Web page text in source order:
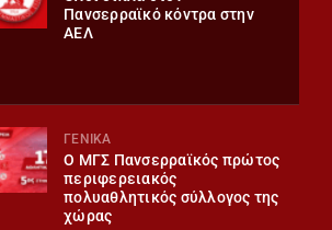
Πανσερραϊκό κόντρα στην
ΑΕΛ
ΓΕΝΙΚΑ
O ΜΓΣ Πανσερραϊκός πρώτος
περιφερειακός
πολυαθλητικός σύλλογος της
χώρας